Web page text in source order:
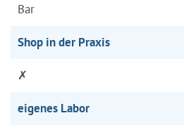
Bar
Shop in der Praxis
✗
eigenes Labor